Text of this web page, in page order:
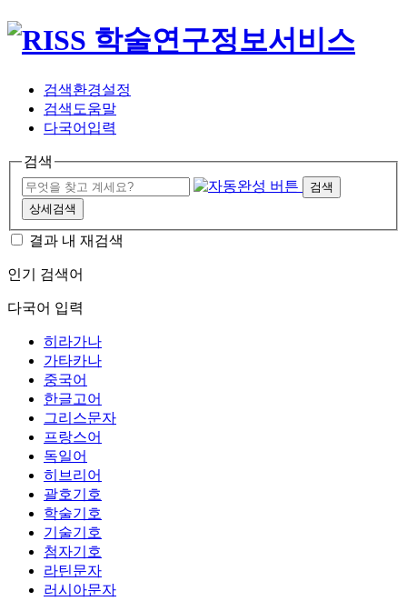
검색환경설정
검색도움말
다국어입력
검색
검색
상세검색
결과 내 재검색
인기 검색어
다국어 입력
히라가나
가타카나
중국어
한글고어
그리스문자
프랑스어
독일어
히브리어
괄호기호
학술기호
기술기호
첨자기호
라틴문자
러시아문자